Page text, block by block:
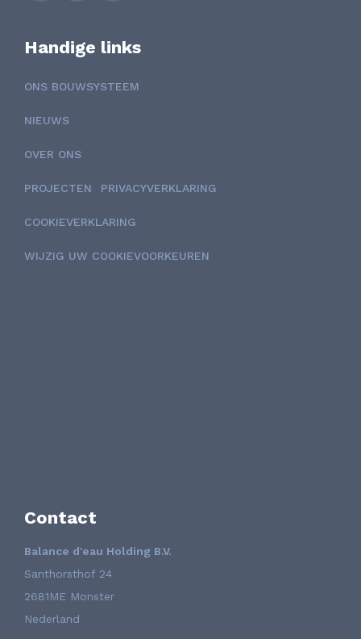
Handige links
ONS BOUWSYSTEEM
NIEUWS
OVER ONS
PROJECTEN PRIVACYVERKLARING
COOKIEVERKLARING
WIJZIG UW COOKIEVOORKEUREN
Contact
Balance d'eau Holding B.V.
Santhorsthof 24
2681ME Monster
Nederland